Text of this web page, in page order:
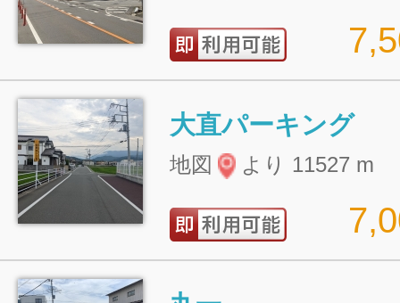
大直パーキング
地図 より 11527 m